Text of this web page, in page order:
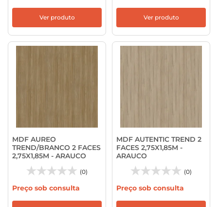
Ver produto Ver produto
MDF AUREO
TREND/BRANCO 2 FACES
2,75X1,85M - ARAUCO
(0)
Preço sob consulta
MDF AUTENTIC TREND 2
FACES 2,75X1,85M -
ARAUCO
(0)
Preço sob consulta